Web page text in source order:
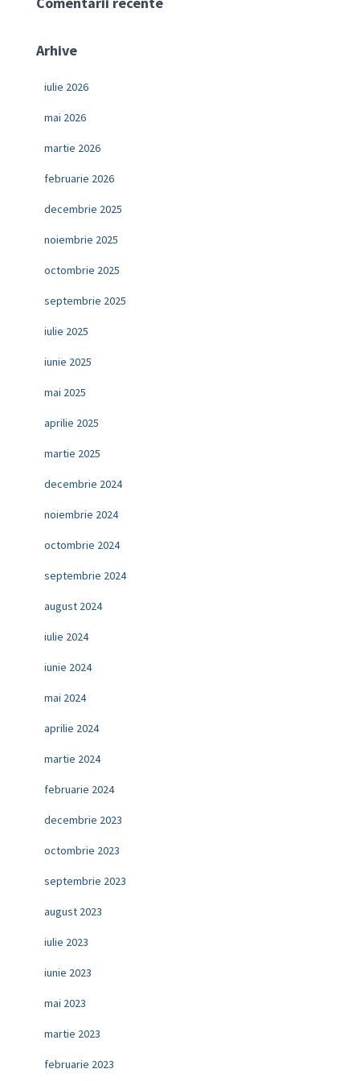
Arhive
iulie 2026
mai 2026
martie 2026
februarie 2026
decembrie 2025
noiembrie 2025
octombrie 2025
septembrie 2025
iulie 2025
iunie 2025
mai 2025
aprilie 2025
martie 2025
decembrie 2024
noiembrie 2024
octombrie 2024
septembrie 2024
august 2024
iulie 2024
iunie 2024
mai 2024
aprilie 2024
martie 2024
februarie 2024
decembrie 2023
octombrie 2023
septembrie 2023
august 2023
iulie 2023
iunie 2023
mai 2023
martie 2023
februarie 2023